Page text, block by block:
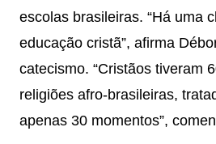
escolas brasileiras. “Há uma
educação cristã”, afirma
catecismo. “Cristãos tiveram
religiões afro-brasileiras,
apenas 30 momentos”,